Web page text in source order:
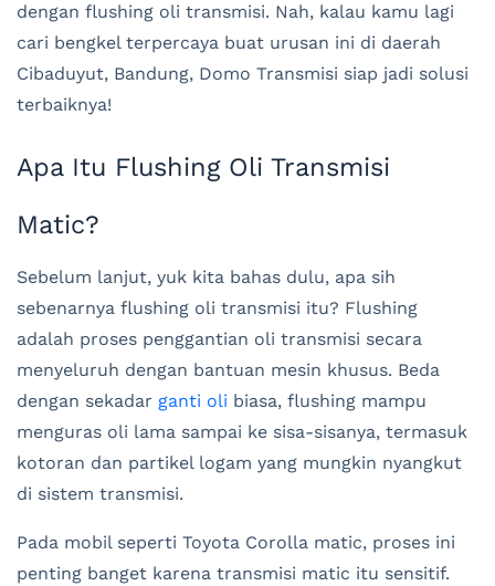
dengan flushing oli transmisi. Nah, kalau kamu lagi
cari bengkel terpercaya buat urusan ini di daerah
Cibaduyut, Bandung, Domo Transmisi siap jadi solusi
terbaiknya!
Apa Itu Flushing Oli Transmisi
Matic?
Sebelum lanjut, yuk kita bahas dulu, apa sih
sebenarnya flushing oli transmisi itu? Flushing
adalah proses penggantian oli transmisi secara
menyeluruh dengan bantuan mesin khusus. Beda
dengan sekadar ganti oli biasa, flushing mampu
menguras oli lama sampai ke sisa-sisanya, termasuk
kotoran dan partikel logam yang mungkin nyangkut
di sistem transmisi.
Pada mobil seperti Toyota Corolla matic, proses ini
penting banget karena transmisi matic itu sensitif.